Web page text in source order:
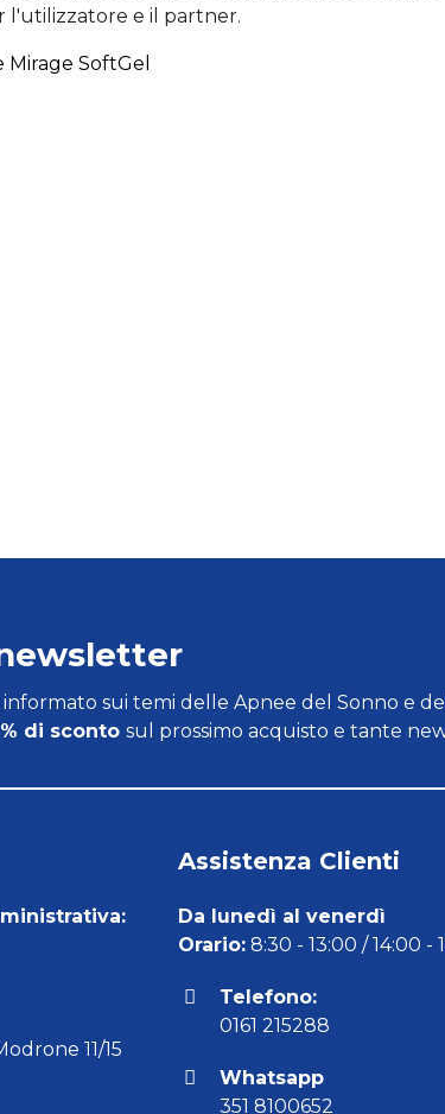
l'utilizzatore e il partner.
SoftGel
sui temi delle Apnee del Sonno e
di sconto sul prossimo acquisto e tante
11/15
Assistenza Clienti
Da lunedì al venerdì
Orario:8:30 - 13:00 / 14:00 -
Telefono:
0161 215288
Whatsapp
351 8100652